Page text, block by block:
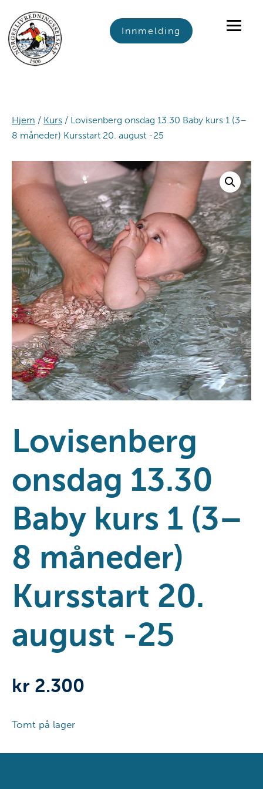
primary
navigation
main
content
footer
Innmelding
Hjem / Kurs / Lovisenberg onsdag 13.30 Baby kurs 1 (3–
8 måneder) Kursstart 20. august -25
Lovisenberg
onsdag 13.30
Baby kurs 1 (3–
8 måneder)
Kursstart 20.
august -25
kr 2.300
Tomt på lager